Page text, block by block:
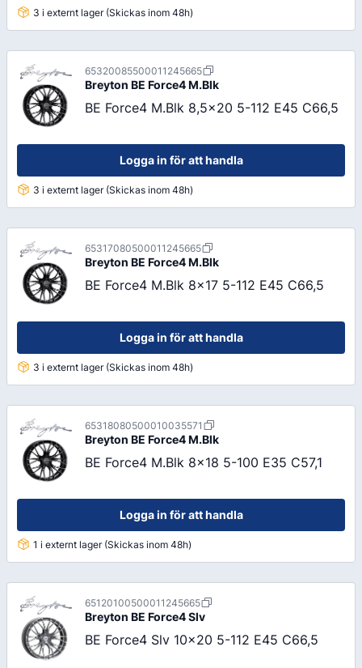
3 i externt lager (Skickas inom 48h)
65320085500011245665
Breyton BE Force4 M.Blk
BE Force4 M.Blk 8,5x20 5-112 E45 C66,5
Logga in för att handla
3 i externt lager (Skickas inom 48h)
65317080500011245665
Breyton BE Force4 M.Blk
BE Force4 M.Blk 8x17 5-112 E45 C66,5
Logga in för att handla
3 i externt lager (Skickas inom 48h)
65318080500010035571
Breyton BE Force4 M.Blk
BE Force4 M.Blk 8x18 5-100 E35 C57,1
Logga in för att handla
1 i externt lager (Skickas inom 48h)
65120100500011245665
Breyton BE Force4 Slv
BE Force4 Slv 10x20 5-112 E45 C66,5